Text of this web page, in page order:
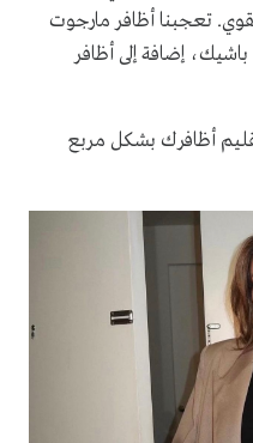
تعجبنا أظافر مارجوت
باشيك، إضافة إلى أظافر
أظافرك بشكل مربع